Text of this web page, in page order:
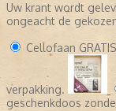
Uw krant wordt
ongeacht de
Cellofaan GRATIS
verpakking.
geschenkdoos